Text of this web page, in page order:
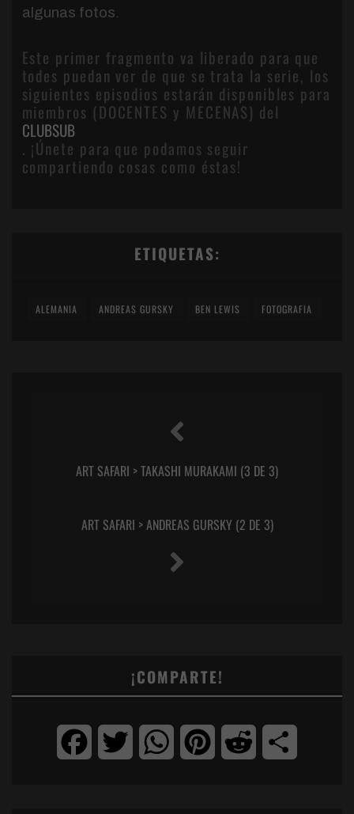
algunas fotos.
Este primer fragmento va liberado para que
todes puedan ver de que se trata la serie, los
siguientes episodios estarán disponibles para
miembros (DOCENTES y MECENAS) del
CLUBSUB
. ¡Únete para que podamos seguir
compartiendo cosas como éstas!
ETIQUETAS:
ALEMANIA ANDREAS GURSKY BEN LEWIS FOTOGRAFIA
ART SAFARI > TAKASHI MURAKAMI (3 DE 3)
ART SAFARI > ANDREAS GURSKY (2 DE 3)
¡COMPARTE!
FacebookTwitter WhatsAppPinterest Reddit